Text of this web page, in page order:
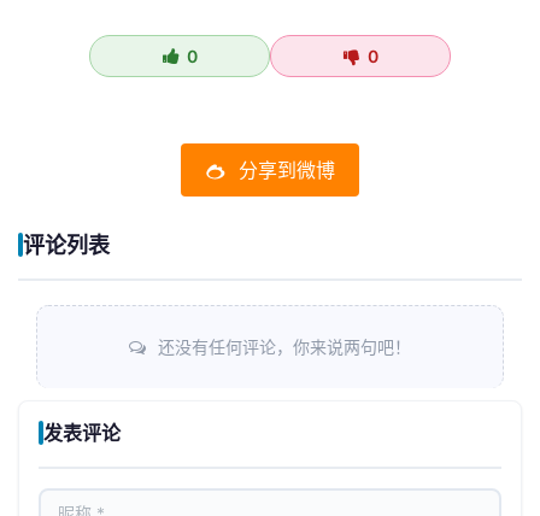
0 0
分享到微博
评论列表
还没有任何评论，你来说两句吧！
发表评论